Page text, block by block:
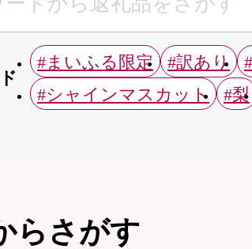
#まいふる限定 #訳あり
#シャインマスカット
#梨
らさがす